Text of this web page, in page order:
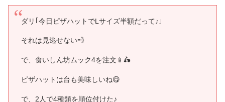
ダリ｢今日ピザハットでLサイズ半額だって♪｣
それは見逃せない💨
で、食いしん坊ムック4を注文📱🛵
ピザハットは台も美味しいね😋
で、2人で4種類を順位付けた♪